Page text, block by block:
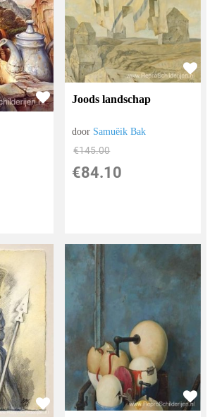
Joods landschap
door Samuëik Bak
€145.00
€84.10